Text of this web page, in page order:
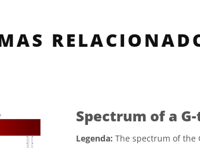
Spectrum of a
Legenda: The spectrum of the